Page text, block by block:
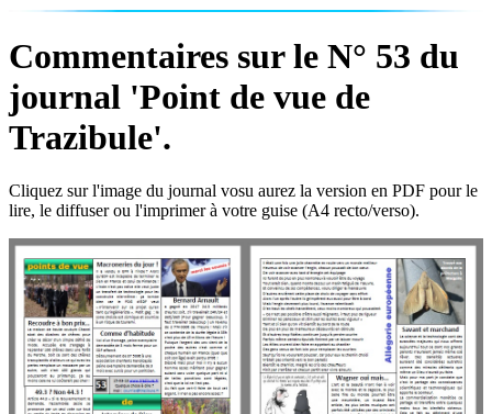
Commentaires sur le N° 53 du
journal 'Point de vue de
Trazibule'.
Cliquez sur l'image du journal vosu aurez la version en PDF pour le
lire, le diffuser ou l'imprimer à votre guise (A4 recto/verso).